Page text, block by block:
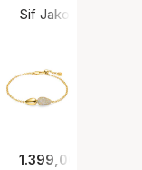
Jewellery
Sif Jakobs
1.399,00 kr.